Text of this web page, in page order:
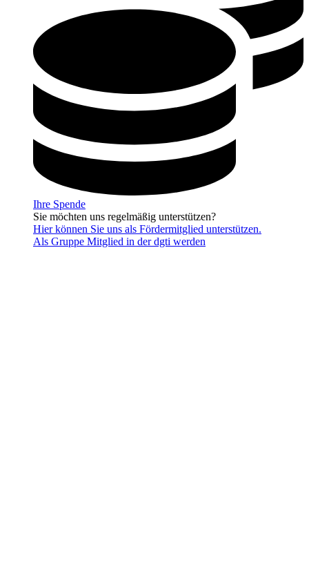
Ihre Spende
Sie möchten uns regelmäßig unterstützen?
Hier können Sie uns als Fördermitglied unterstützen.
Als Gruppe Mitglied in der dgti werden